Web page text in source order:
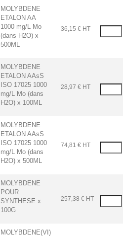
MOLYBDENE
ETALON AA
1000 mg/L Mo
(dans H2O) x
500ML
36,15 € HT
MOLYBDENE
ETALON AAsS
ISO 17025 1000
mg/L Mo (dans
H2O) x 100ML
28,97 € HT
MOLYBDENE
ETALON AAsS
ISO 17025 1000
mg/L Mo (dans
H2O) x 500ML
74,81 € HT
MOLYBDENE
POUR
SYNTHESE x
100G
257,38 € HT
MOLYBDENE(VI)